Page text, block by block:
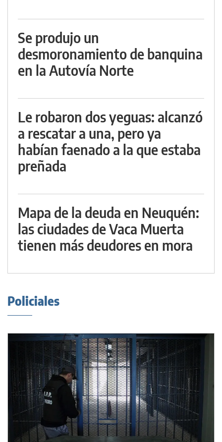
Se produjo un
desmoronamiento de banquina
en la Autovía Norte
Le robaron dos yeguas: alcanzó
a rescatar a una, pero ya
habían faenado a la que estaba
preñada
Mapa de la deuda en Neuquén:
las ciudades de Vaca Muerta
tienen más deudores en mora
Policiales